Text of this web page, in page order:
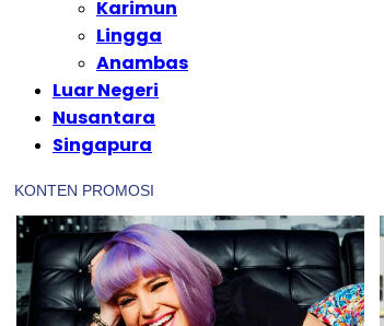
Karimun
Lingga
Anambas
Luar Negeri
Nusantara
Singapura